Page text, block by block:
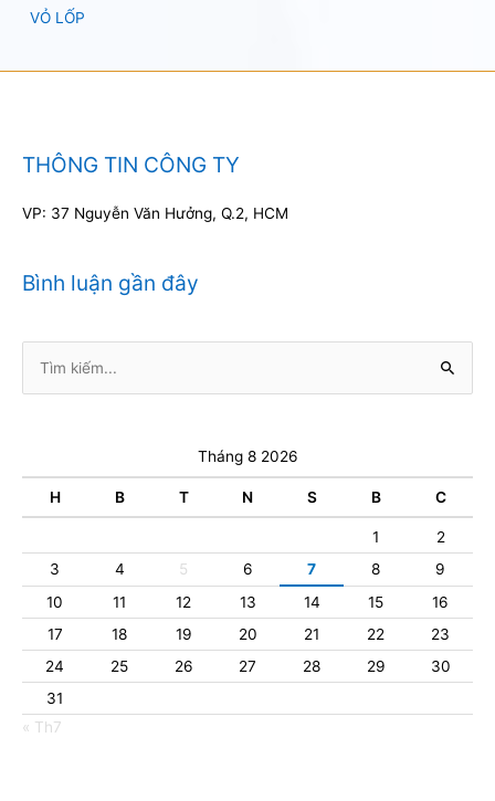
VỎ LỐP
THÔNG TIN CÔNG TY
VP: 37 Nguyễn Văn Hưởng, Q.2, HCM
Bình luận gần đây
kiếm:
Tháng 8 2026
H B T N S B C
1
2
3
4 5 6 7 8
9
10
11 12 13 14 15
16
17
18 19 20 21 22
23
24
25 26 27 28 29
30
31
« Th7